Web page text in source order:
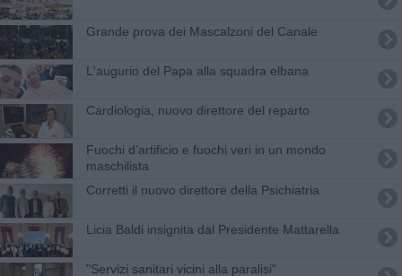
Grande prova dei Mascalzoni del Canale
L'augurio del Papa alla squadra elbana
Cardiologia, nuovo direttore del reparto
​Fuochi d’artificio e fuochi veri in un mondo
maschilista
Corretti il nuovo direttore della Psichiatria
Licia Baldi insignita dal Presidente Mattarella
"Servizi sanitari vicini alla paralisi"